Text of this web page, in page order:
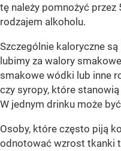
tę należy pomnożyć przez
rodzajem alkoholu.
Szczególnie kaloryczne
lubimy za walory
smakowe wódki lub inne
czy syropy, które
W jednym drinku może
Osoby, które często piją
odnotować wzrost tkanki